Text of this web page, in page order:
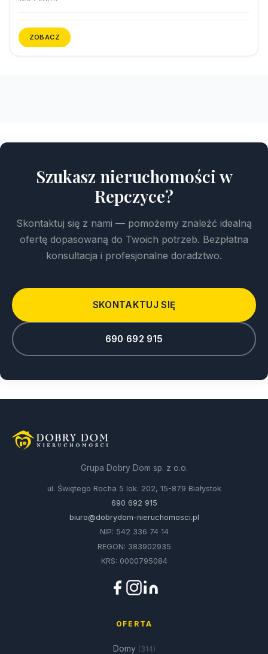
ZOBACZ
Szukasz nieruchomości w
Repczyce?
Skontaktuj się z nami — pomożemy znaleźć idealną
ofertę dopasowaną do Twoich potrzeb. Bezpłatna
konsultacja i profesjonalne doradztwo.
SKONTAKTUJ SIĘ
690 692 915
Grupa Dobry Dom sp. z o.o.
ul. Świętego Rocha 5 lok. 202, 15-879 Białystok
690 692 915
biuro@dobrydom-nieruchomosci.pl
NIP: 542 336 74 14
REGON: 383902935
KRS: 0000795084
OFERTA
Domy (314)